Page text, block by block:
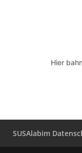
Hier
SUSAlabim